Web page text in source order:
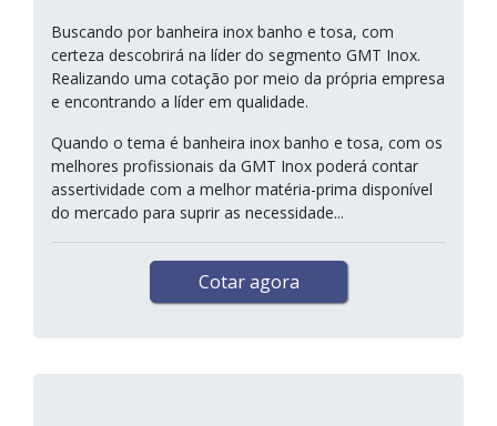
Buscando por banheira inox banho e tosa, com
certeza descobrirá na líder do segmento GMT Inox.
Realizando uma cotação por meio da própria empresa
e encontrando a líder em qualidade.
Quando o tema é banheira inox banho e tosa, com os
melhores profissionais da GMT Inox poderá contar
assertividade com a melhor matéria-prima disponível
do mercado para suprir as necessidade...
Cotar agora